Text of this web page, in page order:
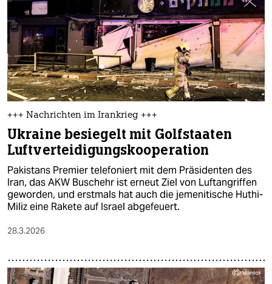
+++ Nachrichten im Irankrieg +++
Ukraine besiegelt mit Golfstaaten
Luftverteidigungskooperation
Pakistans Premier telefoniert mit dem Präsidenten des
Iran, das AKW Buschehr ist erneut Ziel von Luftangriffen
geworden, und erstmals hat auch die jemenitische Huthi-
Miliz eine Rakete auf Israel abgefeuert.
28.3.2026